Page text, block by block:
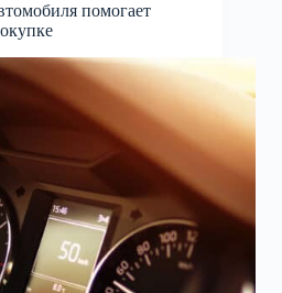
помогает